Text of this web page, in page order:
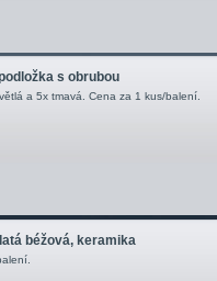
s obrubou
a 5x tmavá. Cena za 1 kus/balení.
béžová, keramika